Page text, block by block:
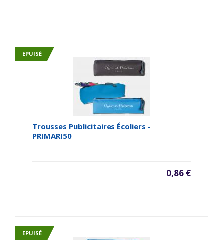
EPUISÉ
Trousses Publicitaires Écoliers -
PRIMARI50
0,86 €
EPUISÉ